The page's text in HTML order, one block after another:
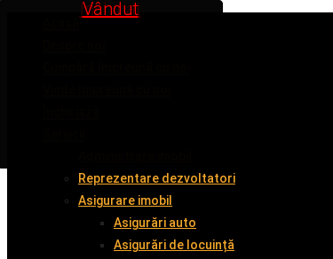
Reprezentare dezvoltatori
Asigurare imobil
Asigurări auto
Asigurări de locuință
Inchiriat
Inchiriat
Inchiriat
Vândut
Vândut